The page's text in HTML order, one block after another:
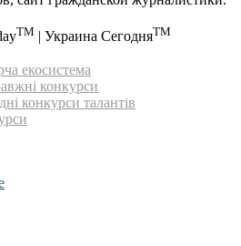
TM | Украина СегодняTM
екосистема
конкурси
конкурси талантів